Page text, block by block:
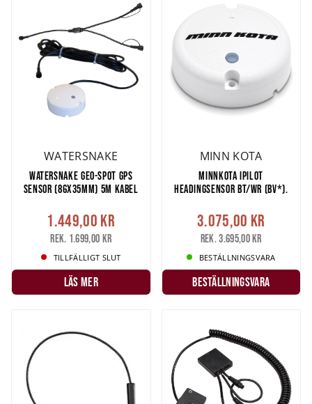
av motorn. Blir även väldigt snyggt om du använder dig av en
infälld koppling. Exempel på våra snabbkopplingar:Watersnake
Hona/Hane
Minn Kota MKR-20
Om man ska placera batterierna längre bort än vad
standardkabeln är, så behöver man anpassa rätt dimension av
kabel. Det finns en bra formel att följa. W (effekt) x längd (både
Har du fler frågor? Kontakta gärna vår kunservice!
WATERSNAKE
WATERSNAKE GEO-SPOT GPS
SENSOR (86X35MM) 5M KABEL
1.449,00 kr
Rek. 1.699,00 kr
TILLFÄLLIGT SLUT
LÄS MER
MINN KOTA
MINNKOTA IPILOT
HEADINGSENSOR BT/WR (BV*).
3.075,00 kr
Rek. 3.695,00 kr
BESTÄLLNINGSVARA
Beställningsvara